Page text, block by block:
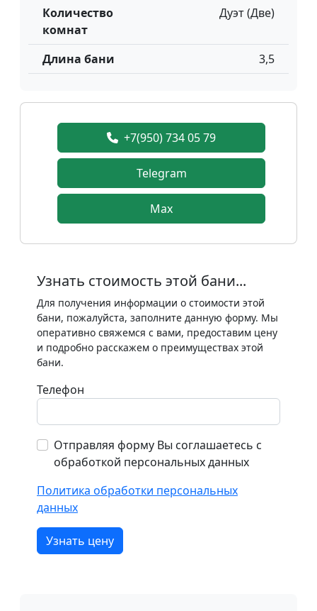
Количество
комнат
Дуэт (Две)
Длина бани 3,5
+7(950) 734 05 79
Telegram
Max
Узнать стоимость этой бани...
Для получения информации о стоимости этой
бани, пожалуйста, заполните данную форму. Мы
оперативно свяжемся с вами, предоставим цену
и подробно расскажем о преимуществах этой
бани.
Телефон
Отправляя форму Вы соглашаетесь с
обработкой персональных данных
Политика обработки персональных
данных
Узнать цену